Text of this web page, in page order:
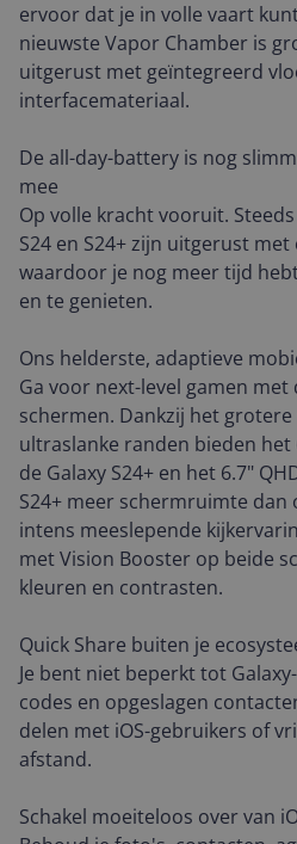
ervoor dat je in volle vaart
nieuwste Vapor Chamber is
uitgerust met geïntegreerd
interfacemateriaal.
De all-day-battery is nog
mee
Op volle kracht vooruit.
S24 en S24+ zijn uitgerust
waardoor je nog meer tijd
en te genieten.
Ons helderste, adaptieve
Ga voor next-level gamen
schermen. Dankzij het
ultraslanke randen bieden het
de Galaxy S24+ en het 6.7"
S24+ meer schermruimte
intens meeslepende
met Vision Booster op beide
kleuren en contrasten.
Quick Share buiten je
Je bent niet beperkt tot
codes en opgeslagen
delen met iOS-gebruikers of
afstand.
Schakel moeiteloos over van